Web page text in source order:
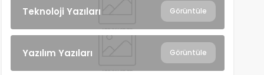
Teknoloji Yazıları Görüntüle
Yazılım Yazıları Görüntüle